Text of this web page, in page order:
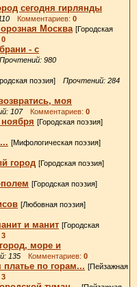
сегодня гирлянды
Комментариев: 0
Москва [Городская
0
- с
Прочтений: 980
поэзия] Прочтений: 284
моя
107Комментариев: 0
[Городская поэзия]
[Мифологическая поэзия]
город [Городская поэзия]
[Городская поэзия]
[Любовная поэзия]
и манит [Городская
3
море и
135 Комментариев: 0
по горам... [Пейзажная
3